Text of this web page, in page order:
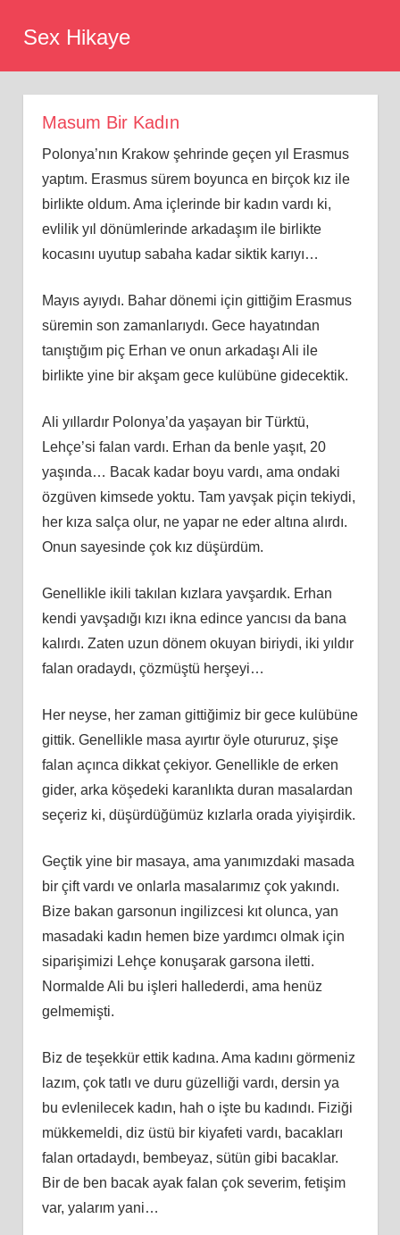
Sex Hikaye
Masum Bir Kadın
Polonya’nın Krakow şehrinde geçen yıl Erasmus
yaptım. Erasmus sürem boyunca en birçok kız ile
birlikte oldum. Ama içlerinde bir kadın vardı ki,
evlilik yıl dönümlerinde arkadaşım ile birlikte
kocasını uyutup sabaha kadar siktik karıyı…
Mayıs ayıydı. Bahar dönemi için gittiğim Erasmus
süremin son zamanlarıydı. Gece hayatından
tanıştığım piç Erhan ve onun arkadaşı Ali ile
birlikte yine bir akşam gece kulübüne gidecektik.
Ali yıllardır Polonya’da yaşayan bir Türktü,
Lehçe’si falan vardı. Erhan da benle yaşıt, 20
yaşında… Bacak kadar boyu vardı, ama ondaki
özgüven kimsede yoktu. Tam yavşak piçin tekiydi,
her kıza salça olur, ne yapar ne eder altına alırdı.
Onun sayesinde çok kız düşürdüm.
Genellikle ikili takılan kızlara yavşardık. Erhan
kendi yavşadığı kızı ikna edince yancısı da bana
kalırdı. Zaten uzun dönem okuyan biriydi, iki yıldır
falan oradaydı, çözmüştü herşeyi…
Her neyse, her zaman gittiğimiz bir gece kulübüne
gittik. Genellikle masa ayırtır öyle otururuz, şişe
falan açınca dikkat çekiyor. Genellikle de erken
gider, arka köşedeki karanlıkta duran masalardan
seçeriz ki, düşürdüğümüz kızlarla orada yiyişirdik.
Geçtik yine bir masaya, ama yanımızdaki masada
bir çift vardı ve onlarla masalarımız çok yakındı.
Bize bakan garsonun ingilizcesi kıt olunca, yan
masadaki kadın hemen bize yardımcı olmak için
siparişimizi Lehçe konuşarak garsona iletti.
Normalde Ali bu işleri hallederdi, ama henüz
gelmemişti.
Biz de teşekkür ettik kadına. Ama kadını görmeniz
lazım, çok tatlı ve duru güzelliği vardı, dersin ya
bu evlenilecek kadın, hah o işte bu kadındı. Fiziği
mükkemeldi, diz üstü bir kiyafeti vardı, bacakları
falan ortadaydı, bembeyaz, sütün gibi bacaklar.
Bir de ben bacak ayak falan çok severim, fetişim
var, yalarım yani…